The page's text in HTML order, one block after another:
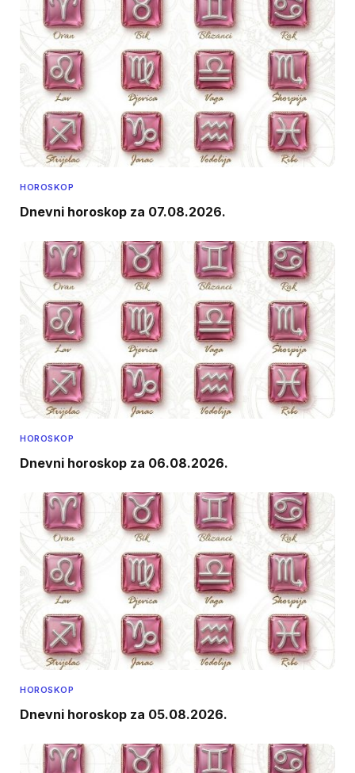
HOROSKOP
Dnevni horoskop za 07.08.2026.
HOROSKOP
Dnevni horoskop za 06.08.2026.
HOROSKOP
Dnevni horoskop za 05.08.2026.